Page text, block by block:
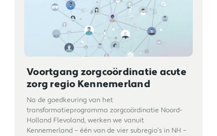
Voortgang zorgcoördinatie acute
zorg regio Kennemerland
Na de goedkeuring van het
transformatieprogramma zorgcoördinatie Noord-
Holland Flevoland, werken we vanuit
Kennemerland – één van de vier subregio’s in NH –